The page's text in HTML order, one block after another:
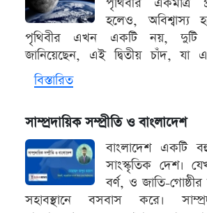
হলেও, অবিশ্বাস্য
পৃথিবীর এখন একটি নয়, দুটি
জানিয়েছেন, এই দ্বিতীয় চাঁদ, যা
বিস্তারিত
সাম্প্রদায়িক সম্প্রীতি ও বাংলাদেশ
বাংলাদেশ একটি
সাংস্কৃতিক দেশ।
বর্ণ, ও জাতি-গোষ্ঠীর
সহাবস্থানে বসবাস করে।